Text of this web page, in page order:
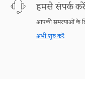
हमसे संपर्क करें
आपकी समस्याओं के
अभी शुरु करें